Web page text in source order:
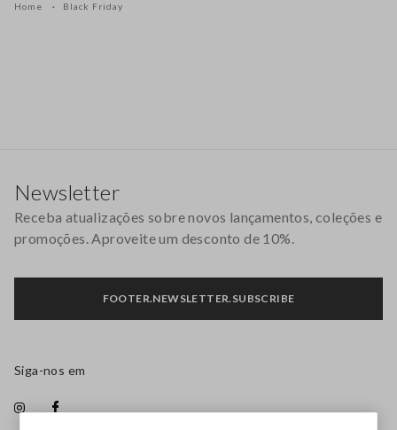
Home Black Friday
Newsletter
Receba atualizações sobre novos lançamentos, coleções e
promoções. Aproveite um desconto de 10%.
FOOTER.NEWSLETTER.SUBSCRIBE
Siga-nos em